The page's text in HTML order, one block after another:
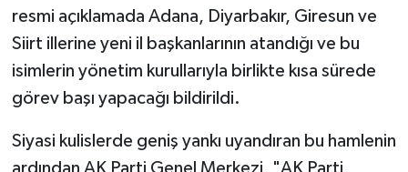
resmi açıklamada Adana, Diyarbakır, Giresun ve
Siirt illerine yeni il başkanlarının atandığı ve bu
isimlerin yönetim kurullarıyla birlikte kısa sürede
görev başı yapacağı bildirildi.
Siyasi kulislerde geniş yankı uyandıran bu hamlenin